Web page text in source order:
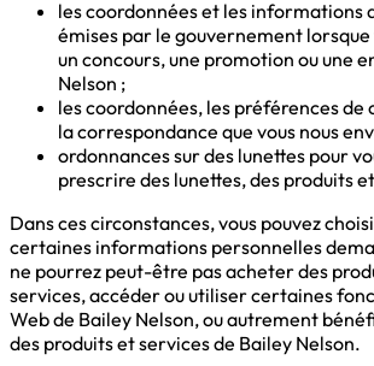
les coordonnées et les informations
émises par le gouvernement
un concours, une promotion ou une
Nelson ;
les coordonnées, les préférences
la correspondance que vous nous
ordonnances sur des lunettes pour
prescrire des lunettes, des produits
Dans ces circonstances, vous pouvez
certaines informations personnelles
ne pourrez peut-être pas acheter des
services, accéder ou utiliser certaines
Web de Bailey Nelson, ou autrement
des produits et services de Bailey Nelson.